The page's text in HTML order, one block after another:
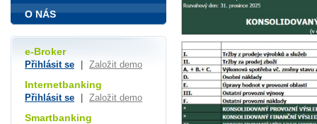
O NÁS
e-Broker
Přihlásit se Založit demo
Internetbanking
Přihlásit se Založit demo
Smartbanking